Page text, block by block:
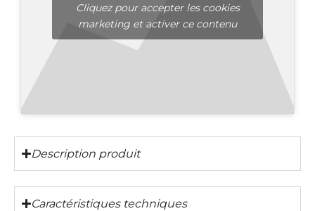
Cliquez pour accepter les cookies
marketing et activer ce contenu
Description produit
Caractéristiques techniques